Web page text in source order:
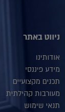
ניווט באתר
אודותינו
מידע פיננסי
תכנים מקצועיים
מעורבות קהילתית
תנאי שימוש